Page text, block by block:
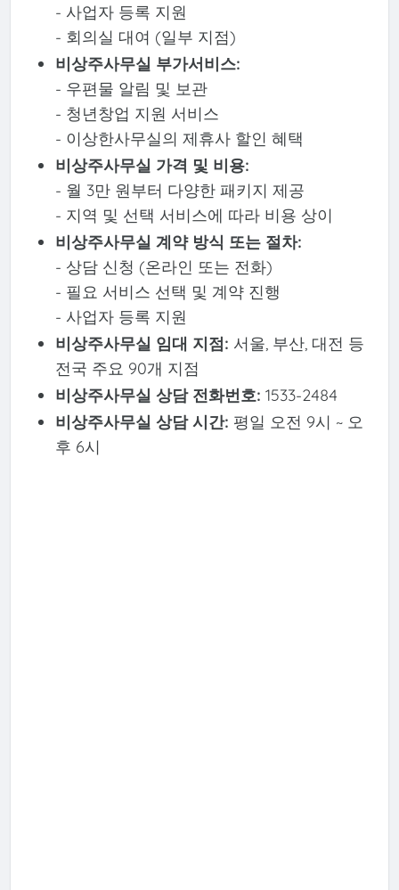
- 사업자 등록 지원
- 회의실 대여 (일부 지점)
비상주사무실 부가서비스:
- 우편물 알림 및 보관
- 청년창업 지원 서비스
- 이상한사무실의 제휴사 할인 혜택
비상주사무실 가격 및 비용:
- 월 3만 원부터 다양한 패키지 제공
- 지역 및 선택 서비스에 따라 비용 상이
비상주사무실 계약 방식 또는 절차:
- 상담 신청 (온라인 또는 전화)
- 필요 서비스 선택 및 계약 진행
- 사업자 등록 지원
비상주사무실 임대 지점: 서울, 부산, 대전 등
전국 주요 90개 지점
비상주사무실 상담 전화번호: 1533-2484
비상주사무실 상담 시간: 평일 오전 9시 ~ 오
후 6시